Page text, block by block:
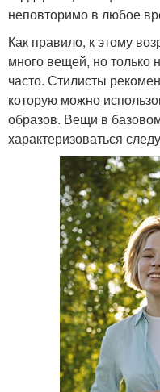
неповторимо в любое
Как правило, к этому
много вещей, но только
часто. Стилисты
которую можно
образов. Вещи в
характеризоваться